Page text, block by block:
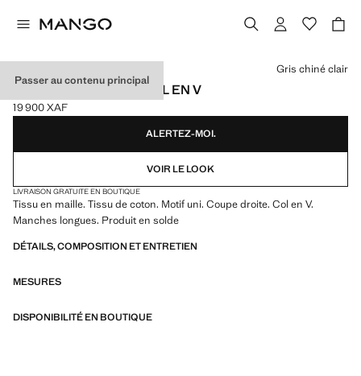
Passer au contenu principal
PULL-OVER MAILLE COL EN V
Prix actuel [19 900 XAF ]
19 900 XAF
Choisissez une couleur
Gris chiné clair
ALERTEZ-MOI.
VOIR LE LOOK
LIVRAISON GRATUITE EN BOUTIQUE
Tissu en maille. Tissu de coton. Motif uni. Coupe droite. Col en V.
Manches longues. Produit en solde
DÉTAILS, COMPOSITION ET ENTRETIEN
MESURES
DISPONIBILITÉ EN BOUTIQUE